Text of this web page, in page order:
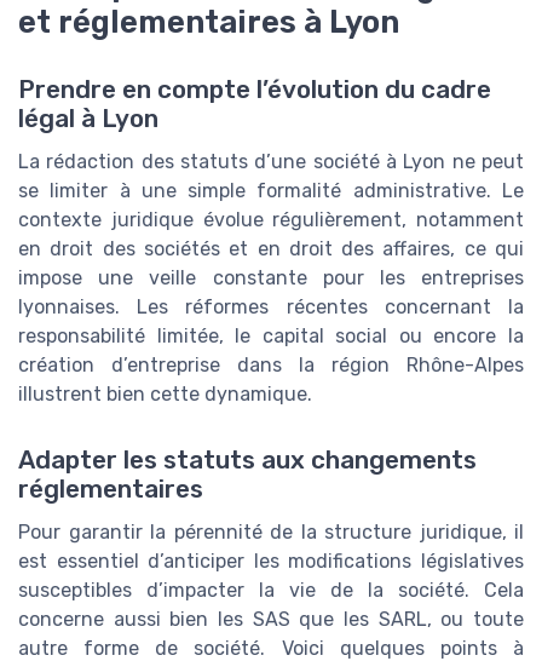
et réglementaires à Lyon
Prendre en compte l’évolution du cadre
légal à Lyon
La rédaction des statuts d’une société à Lyon ne peut
se limiter à une simple formalité administrative. Le
contexte juridique évolue régulièrement, notamment
en droit des sociétés et en droit des affaires, ce qui
impose une veille constante pour les entreprises
lyonnaises. Les réformes récentes concernant la
responsabilité limitée, le capital social ou encore la
création d’entreprise dans la région Rhône-Alpes
illustrent bien cette dynamique.
Adapter les statuts aux changements
réglementaires
Pour garantir la pérennité de la structure juridique, il
est essentiel d’anticiper les modifications législatives
susceptibles d’impacter la vie de la société. Cela
concerne aussi bien les SAS que les SARL, ou toute
autre forme de société. Voici quelques points à